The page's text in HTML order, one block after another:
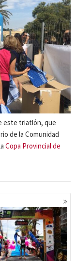
este triatlón, que
de la Comunidad
Copa Provincial de